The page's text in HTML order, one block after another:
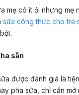
mẹ có ít ỏi nhưng mẹ
sữa công thức cho trẻ
sẵn
được đánh giá là
pha sữa, chỉ cần